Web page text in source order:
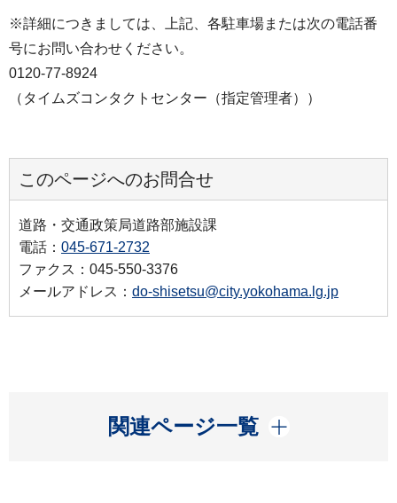
※詳細につきましては、上記、各駐車場または次の電話番
号にお問い合わせください。
0120-77-8924
（タイムズコンタクトセンター（指定管理者））
このページへのお問合せ
道路・交通政策局道路部施設課
電話： 045-671-2732
ファクス：045-550-3376
メールアドレス： do-shisetsu@city.yokohama.lg.jp
関連ページ一覧
開く